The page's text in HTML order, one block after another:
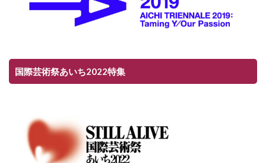
国際芸術祭あいち2022特集